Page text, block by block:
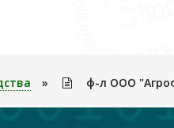
» ф-л ООО